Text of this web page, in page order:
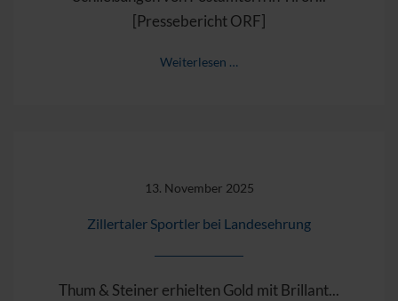
[Pressebericht ORF]
Weiterlesen …
13. November 2025
Zillertaler Sportler bei Landesehrung
Thum & Steiner erhielten Gold mit Brillant...